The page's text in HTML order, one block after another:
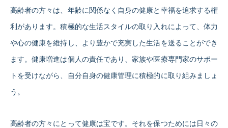
高齢者の方々は、年齢に関係なく自身の健康と幸福を追求する権
利があります。積極的な生活スタイルの取り入れによって、体力
や心の健康を維持し、より豊かで充実した生活を送ることができ
ます。健康増進は個人の責任であり、家族や医療専門家のサポー
トを受けながら、自分自身の健康管理に積極的に取り組みましょ
う。
高齢者の方々にとって健康は宝です。それを保つためには日々の